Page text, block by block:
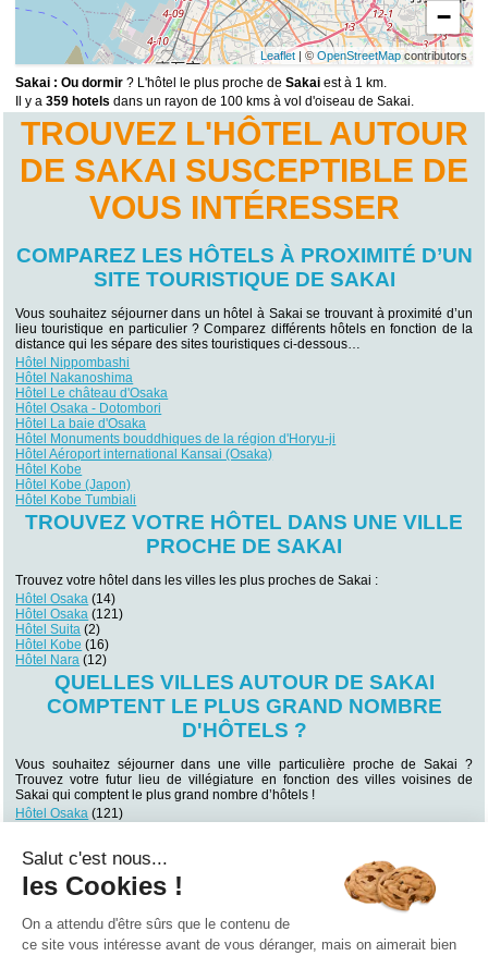
−
Leaflet| © OpenStreetMapcontributors
Sakai : Ou dormir ? L'hôtel le plus proche deSakai est à 1 km.
Il y a359 hotels dans un rayon de 100 kms à vol d'oiseau de Sakai.
TROUVEZ L'HÔTEL AUTOUR
DE SAKAI SUSCEPTIBLE DE
VOUS INTÉRESSER
COMPAREZ LES HÔTELS À PROXIMITÉ D’UN
SITE TOURISTIQUE DE SAKAI
Vous souhaitez séjourner dans un hôtel à Sakai se trouvant à proximité d’un
lieu touristique en particulier ? Comparez différents hôtels en fonction de la
distance qui les sépare des sites touristiques ci-dessous…
Hôtel Nippombashi
Hôtel Nakanoshima
Hôtel Le château d'Osaka
Hôtel Osaka - Dotombori
Hôtel La baie d'Osaka
Hôtel Monuments bouddhiques de la région d'Horyu-ji
Hôtel Aéroport international Kansai (Osaka)
Hôtel Kobe
Hôtel Kobe (Japon)
Hôtel Kobe Tumbiali
TROUVEZ VOTRE HÔTEL DANS UNE VILLE
PROCHE DE SAKAI
Trouvez votre hôtel dans les villes les plus proches de Sakai :
Hôtel Osaka (14)
Hôtel Osaka (121)
Hôtel Suita (2)
Hôtel Kobe (16)
Hôtel Nara (12)
QUELLES VILLES AUTOUR DE SAKAI
COMPTENT LE PLUS GRAND NOMBRE
D'HÔTELS ?
Vous souhaitez séjourner dans une ville particulière proche de Sakai ?
Trouvez votre futur lieu de villégiature en fonction des villes voisines de
Sakai qui comptent le plus grand nombre d’hôtels !
Hôtel Osaka (121)
Hôtel Osaka(14)
Hôtel Nara(12)
Hôtel Himeji(7)
Hôtel Suita(2)
Hôtel Ōtsu
Salut c'est nous...
les Cookies !
On a attendu d'être sûrs que le contenu de
ce site vous intéresse avant de vous déranger, mais on aimerait bien